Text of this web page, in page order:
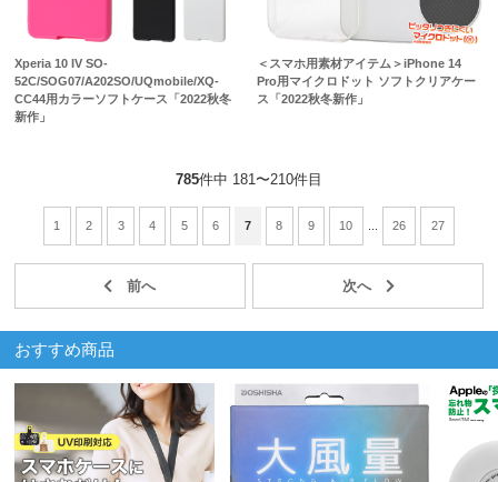
Xperia 10 IV SO-
52C/SOG07/A202SO/UQmobile/XQ-
CC44用カラーソフトケース「2022秋冬
新作」
＜スマホ用素材アイテム＞iPhone 14
Pro用マイクロドット ソフトクリアケー
ス「2022秋冬新作」
785件中 181〜210件目
1 2 3 4 5 6 7 8 9 10 26 27
おすすめ商品